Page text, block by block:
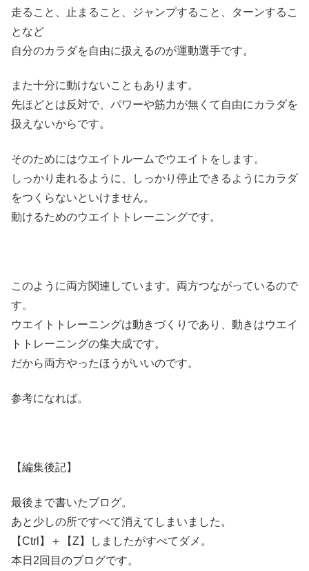
走ること、止まること、ジャンプすること、ターンするこ
となど
自分のカラダを自由に扱えるのが運動選手です。
また十分に動けないこともあります。
先ほどとは反対で、パワーや筋力が無くて自由にカラダを
扱えないからです。
そのためにはウエイトルームでウエイトをします。
しっかり走れるように、しっかり停止できるようにカラダ
をつくらないといけません。
動けるためのウエイトトレーニングです。
このように両方関連しています。両方つながっているので
す。
ウエイトトレーニングは動きづくりであり、動きはウエイ
トトレーニングの集大成です。
だから両方やったほうがいいのです。
参考になれば。
【編集後記】
最後まで書いたブログ。
あと少しの所ですべて消えてしまいました。
【Ctrl】＋【Z】しましたがすべてダメ。
本日2回目のブログです。